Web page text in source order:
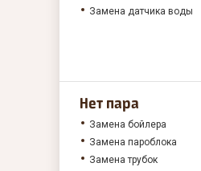
Замена датчика воды
Нет пара
Замена бойлера
Замена пароблока
Замена трубок